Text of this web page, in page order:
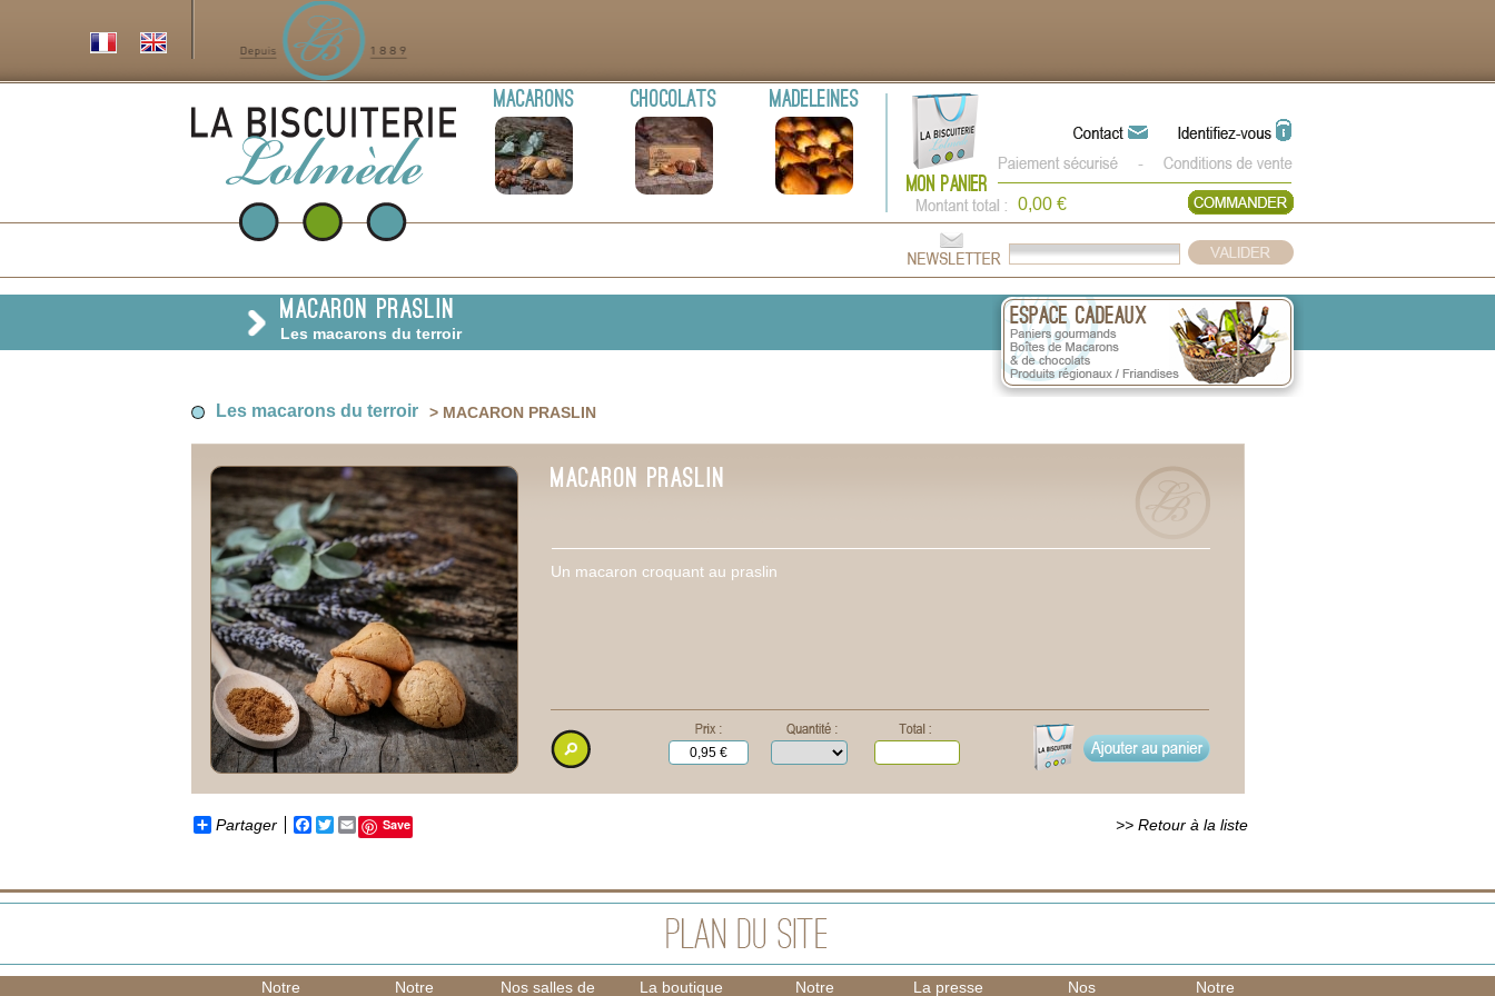
Macarons Chocolats Madeleines
0,00 €
MACARON PRASLIN
Les macarons du terroir
Les macarons du terroir > MACARON PRASLIN
MACARON PRASLIN
Un macaron croquant au praslin
Partager Facebook
TwitterEmailSave >> Retour à la liste
Notre Notre Nos salles de La boutique Notre La presse Nos Notre